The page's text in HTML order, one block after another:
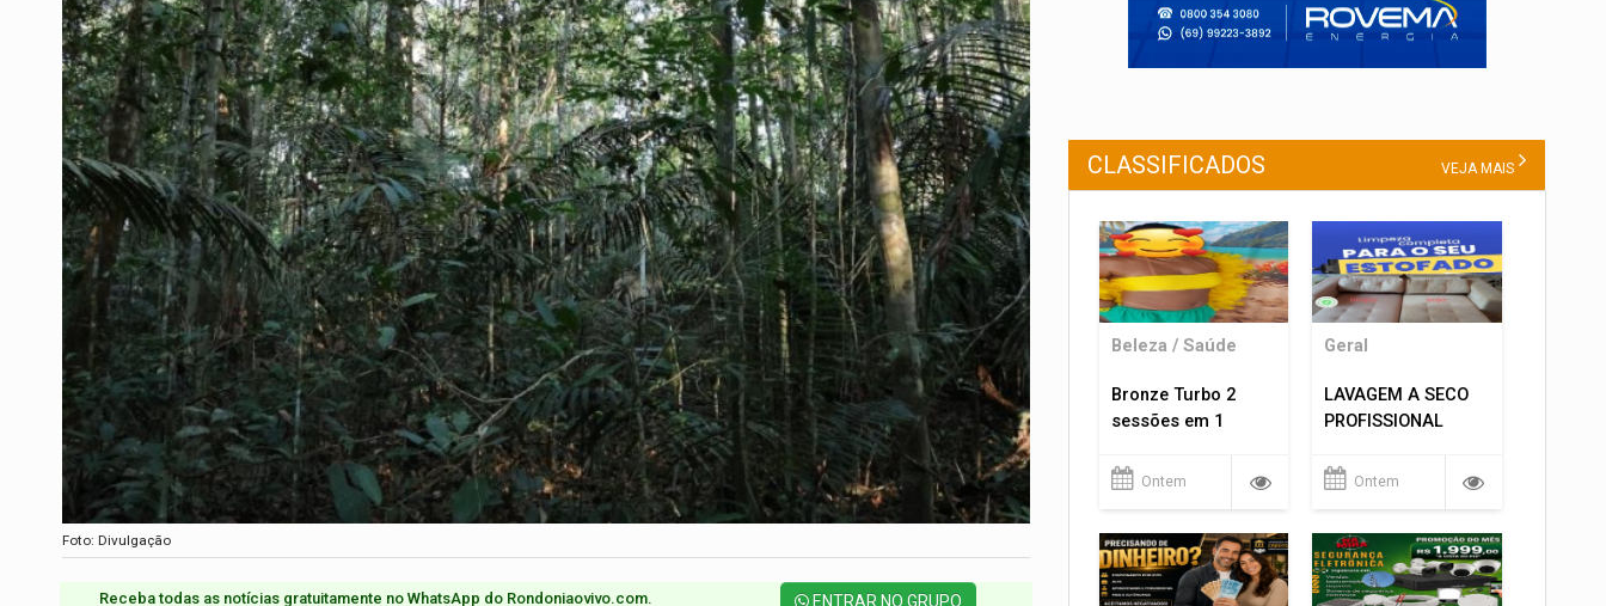
Foto: Divulgação
Receba todas as notícias gratuitamente no WhatsApp do Rondoniaovivo.com.​ ENTRAR NO GRUPO
CLASSIFICADOS VEJA MAIS
Beleza / Saúde
Bronze Turbo 2
sessões em 1
Ontem
Geral
LAVAGEM A SECO
PROFISSIONAL
Ontem